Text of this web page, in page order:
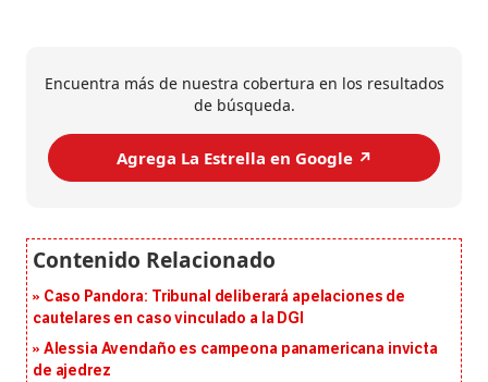
Encuentra más de nuestra cobertura en los resultados
de búsqueda.
Agrega La Estrella en Google ↗️
Caso Pandora: Tribunal deliberará apelaciones de
cautelares en caso vinculado a la DGI
Alessia Avendaño es campeona panamericana invicta
de ajedrez